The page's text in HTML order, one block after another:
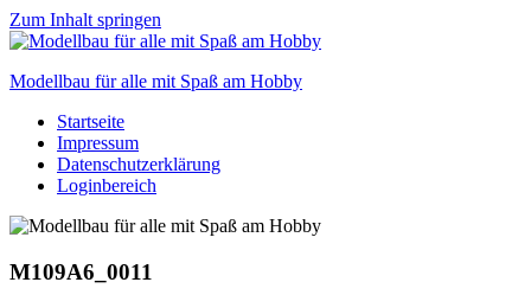
Zum Inhalt springen
Modellbau für alle mit Spaß am Hobby
Scale
modelling
to
Startseite
Impressum
Datenschutzerklärung
Loginbereich
M109A6_0011